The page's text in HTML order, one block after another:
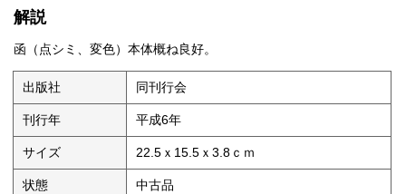
解説
函（点シミ、変色）本体概ね良好。
出版社 同刊行会
刊行年 平成6年
サイズ 22.5ｘ15.5ｘ3.8ｃｍ
状態 中古品